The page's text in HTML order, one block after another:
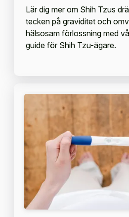
Lär dig mer om Shih Tzus
tecken på graviditet och
hälsosam förlossning med
guide för Shih Tzu-ägare.